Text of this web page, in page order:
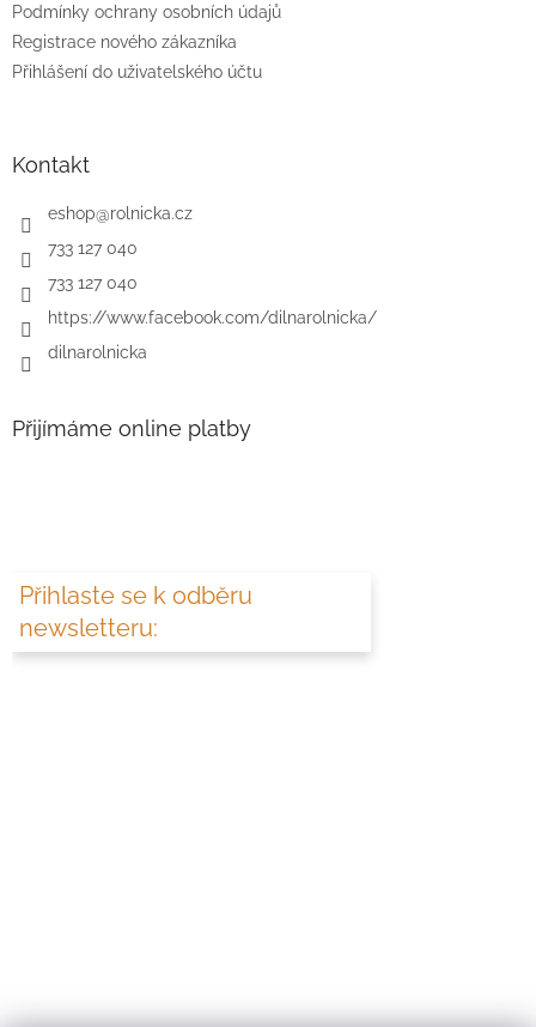
Podmínky ochrany osobních údajů
Registrace nového zákazníka
Přihlášení do uživatelského účtu
Kontakt
eshop@rolnicka.cz
733 127 040
733 127 040
https://www.facebook.com/dilnarolnicka/
dilnarolnicka
Přijímáme online platby
Přihlaste se k odběru
newsletteru: